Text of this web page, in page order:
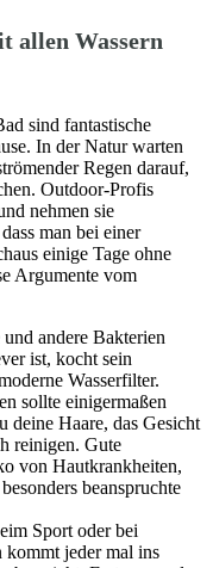
allen Wassern
sind fantastische
In der Natur warten
Regen darauf,
Outdoor-Profis
nehmen sie
man bei einer
einige Tage ohne
Argumente vom
andere Bakterien
ist, kocht sein
Wasserfilter.
sollte einigermaßen
deine Haare, das Gesicht
reinigen. Gute
von Hautkrankheiten,
beanspruchte
Sport oder bei
jeder mal ins